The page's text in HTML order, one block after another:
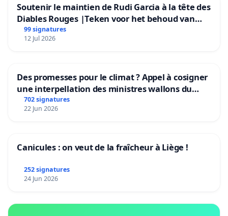
Soutenir le maintien de Rudi Garcia à la tête des
Diables Rouges |Teken voor het behoud van
Rudi Garcia als bondscoach
99 signatures
12 Jul 2026
Des promesses pour le climat ? Appel à cosigner
une interpellation des ministres wallons du
climat et de l’environnement.
702 signatures
22 Jun 2026
Canicules : on veut de la fraîcheur à Liège !
252 signatures
24 Jun 2026